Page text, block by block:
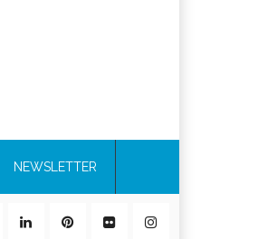
NEWSLETTER